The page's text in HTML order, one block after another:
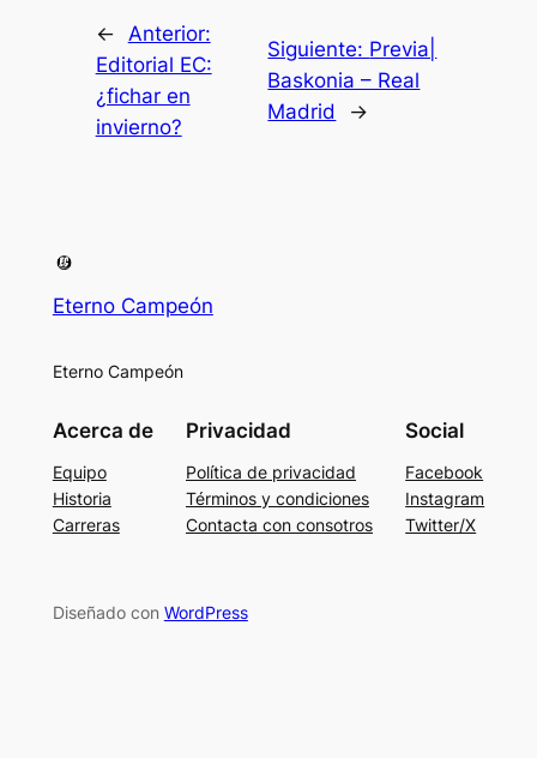
← Anterior:
Editorial EC:
¿fichar en
invierno?
Siguiente: Previa|
Baskonia – Real
Madrid
→
Eterno Campeón
Eterno Campeón
Acerca de
Equipo
Historia
Carreras
Privacidad
Política de privacidad
Términos y condiciones
Contacta con consotros
Social
Facebook
Instagram
Twitter/X
Diseñado con WordPress